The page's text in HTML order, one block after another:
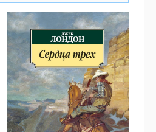
05:18
05:08
05:05
05:02
05:15